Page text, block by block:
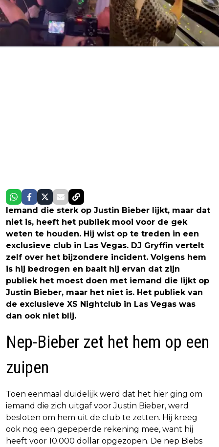
Iemand die sterk op Justin Bieber lijkt, maar dat
niet is, heeft het publiek mooi voor de gek
weten te houden. Hij wist op te treden in een
exclusieve club in Las Vegas. DJ Gryffin vertelt
zelf over het bijzondere incident. Volgens hem
is hij bedrogen en baalt hij ervan dat zijn
publiek het moest doen met iemand die lijkt op
Justin Bieber, maar het niet is. Het publiek van
de exclusieve XS Nightclub in Las Vegas was
dan ook niet blij.
Nep-Bieber zet het hem op een
zuipen
Toen eenmaal duidelijk werd dat het hier ging om
iemand die zich uitgaf voor Justin Bieber, werd
besloten om hem uit de club te zetten. Hij kreeg
ook nog een gepeperde rekening mee, want hij
heeft voor 10.000 dollar opgezopen. De nep Biebs